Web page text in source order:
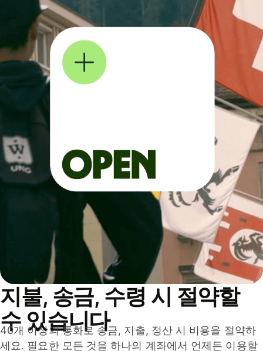
지불, 송금, 수령 시 절약할
수 있습니다
40개 이상의 통화로 송금, 지출, 정산 시 비용을 절약하
세요. 필요한 모든 것을 하나의 계좌에서 언제든 이용할